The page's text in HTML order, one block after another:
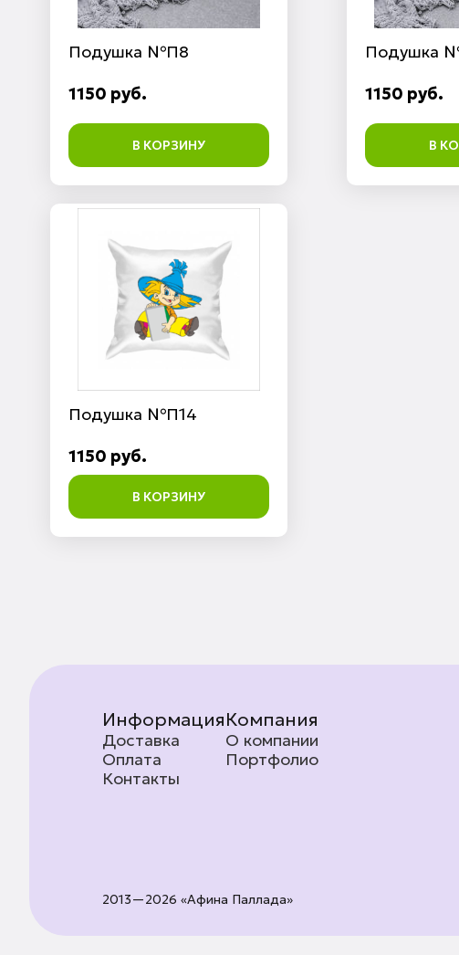
Подушка №П8
1150 руб.
В КОРЗИНУ
Подушка
1150 руб.
В
Подушка №П14
1150 руб.
В КОРЗИНУ
Информация
Доставка
Оплата
Контакты
Компания
О компании
Портфолио
2013—2026 «Афина Паллада»